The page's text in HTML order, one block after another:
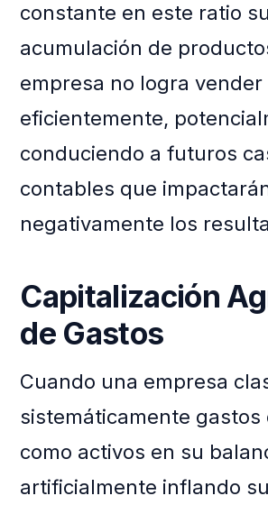
constante en este ratio
acumulación de
empresa no logra vender
eficientemente,
conduciendo a futuros
contables que
negativamente los
Capitalización
de Gastos
Cuando una empresa
sistemáticamente gastos
como activos en su
artificialmente inflando